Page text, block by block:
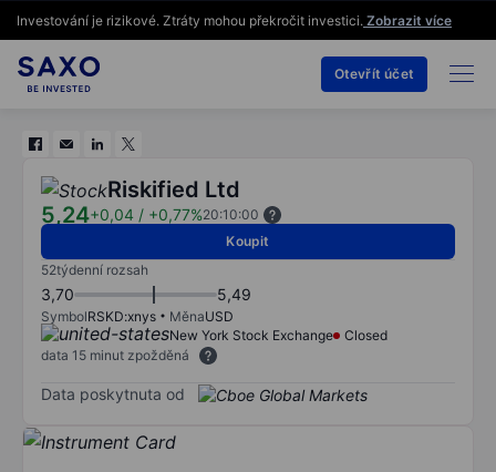
Investování je rizikové. Ztráty mohou překročit investici. Zobrazit více
Otevřít účet
Riskified Ltd
5,24+0,04 / +0,77%20:10:00
Koupit
52týdenní rozsah
3,70 5,49
SymbolRSKD:xnys MěnaUSD
New York Stock Exchange
Closed
data 15 minut zpožděná
Data poskytnuta od